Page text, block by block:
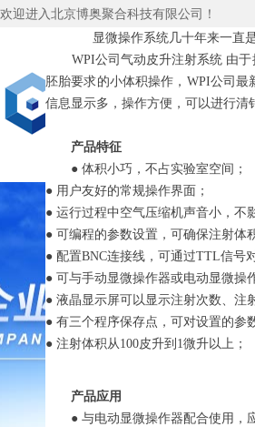
欢迎进入北京博奥聚合科技有限公司！
首页
显微操作系统几十年来一直是
WPI公司气动皮升注射系统 由于
胚胎要求的小体积操作，WPI公司
信息显示多，操作方便，可以进行
产品特征
● 体积小巧，不占实验室空间；
● 用户友好的常规操作界面；
● 运行过程中空气压缩机声音小，不
● 可编程的参数设置，可确保注射体
● 配置BNC连接线，可通过TTL信号
● 可与手动显微操作器或电动显微操
● 液晶显示屏可以显示注射次数、注
● 有三个程序保存点，可对设置的参
● 注射体积从100皮升到1微升以上；
产品应用
● 与电动显微操作器配合使用，